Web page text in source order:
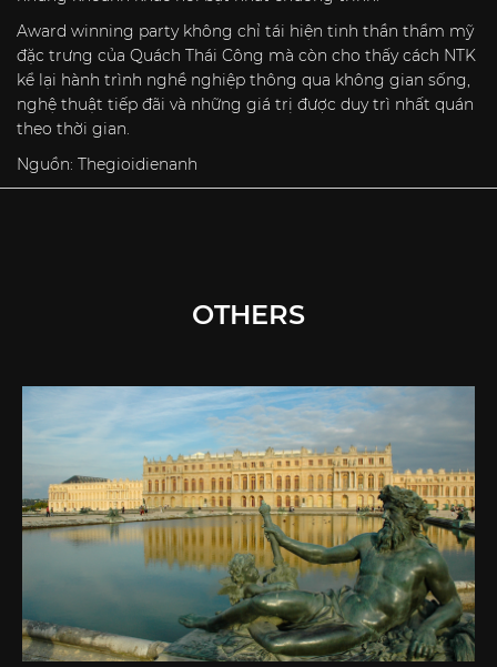
Award winning party không chỉ tái hiện tinh thần thẩm mỹ
đặc trưng của Quách Thái Công mà còn cho thấy cách NTK
kể lại hành trình nghề nghiệp thông qua không gian sống,
nghệ thuật tiếp đãi và những giá trị được duy trì nhất quán
theo thời gian.
Nguồn: Thegioidienanh
OTHERS